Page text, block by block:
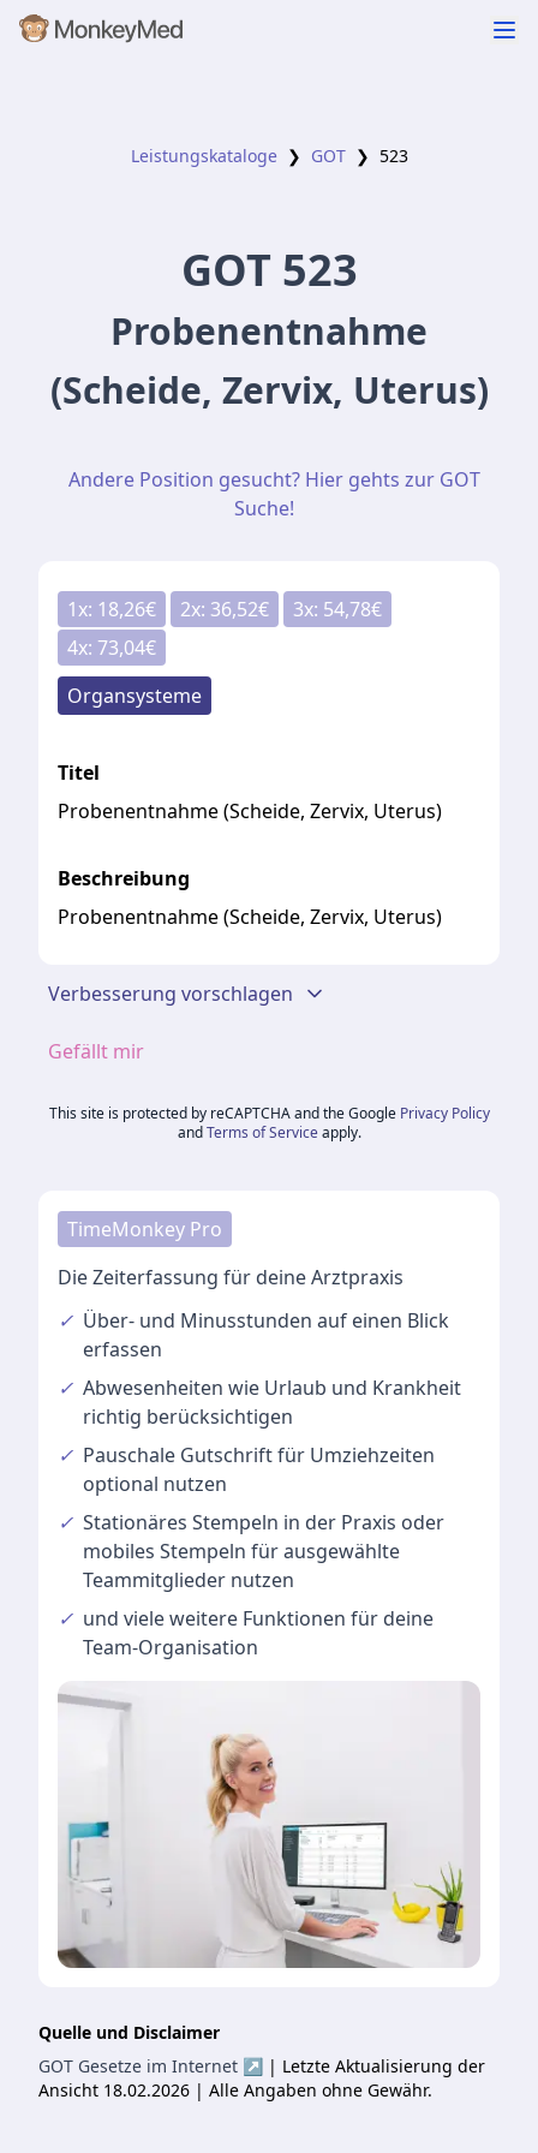
Leistungskataloge ❯ GOT ❯ 523
GOT 523
Probenentnahme
(Scheide, Zervix, Uterus)
Andere Position gesucht? Hier gehts zur GOT
Suche!
1x: 18,26€ 2x: 36,52€ 3x: 54,78€
4x: 73,04€
Organsysteme
Titel
Probenentnahme (Scheide, Zervix, Uterus)
Beschreibung
Probenentnahme (Scheide, Zervix, Uterus)
Verbesserung vorschlagen
Gefällt mir
This site is protected by reCAPTCHA and the Google Privacy Policy
and Terms of Service apply.
TimeMonkey Pro
Die Zeiterfassung für deine Arztpraxis
✓ Über- und Minusstunden auf einen Blick
erfassen
✓ Abwesenheiten wie Urlaub und Krankheit
richtig berücksichtigen
✓ Pauschale Gutschriftfür Umziehzeiten
optional nutzen
✓ Stationäres Stempeln in der Praxis oder
mobiles Stempeln für ausgewählte
Teammitglieder nutzen
✓ und vieleweitere Funktionen für deine
Team-Organisation
Quelle und Disclaimer
GOT Gesetze im Internet ↗ | Letzte Aktualisierung der
Ansicht 18.02.2026 | Alle Angaben ohne Gewähr.